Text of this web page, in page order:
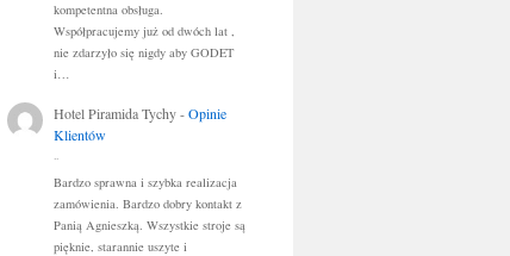
kompetentna obsługa.
Współpracujemy już od dwóch lat ,
nie zdarzyło się nigdy aby GODET
i…
Hotel Piramida Tychy-Opinie
Klientów
..
Bardzo sprawna i szybka realizacja
zamówienia. Bardzo dobry kontakt z
Panią Agnieszką. Wszystkie stroje są
pięknie, starannie uszyte i